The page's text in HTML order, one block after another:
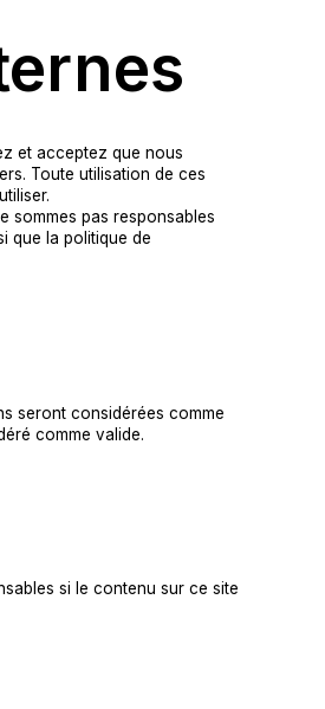
et acceptez que nous
Toute utilisation de ces
sommes pas responsables
que la politique de
seront considérées comme
comme valide.
si le contenu sur ce site